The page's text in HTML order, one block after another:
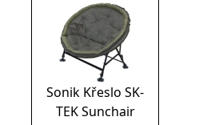
Sonik Křeslo SK-
TEK Sunchair